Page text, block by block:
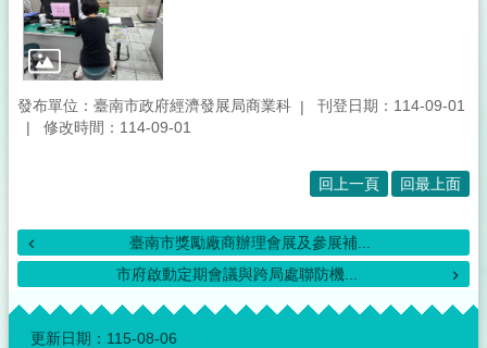
發布單位：臺南市政府經濟發展局商業科
刊登日期：114-09-01
修改時間：114-09-01
回上一頁 回最上面
臺南市獎勵廠商辦理會展及參展補...
市府啟動定期會議與跨局處聯防機...
:::
更新日期： 115-08-06